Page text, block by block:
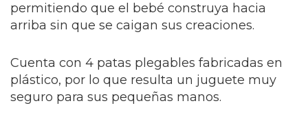
permitiendo que el bebé construya hacia
arriba sin que se caigan sus creaciones.
Cuenta con 4 patas plegables fabricadas en
plástico, por lo que resulta un juguete muy
seguro para sus pequeñas manos.